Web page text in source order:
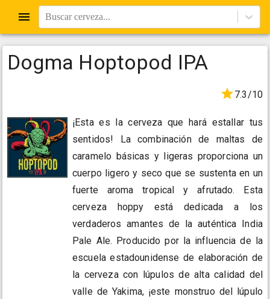
Buscar cerveza...
Dogma Hoptopod IPA
7.3/10
¡Esta es la cerveza que hará estallar tus
sentidos! La combinación de maltas de
caramelo básicas y ligeras proporciona un
cuerpo ligero y seco que se sustenta en un
fuerte aroma tropical y afrutado. Esta
cerveza hoppy está dedicada a los
verdaderos amantes de la auténtica India
Pale Ale. Producido por la influencia de la
escuela estadounidense de elaboración de
la cerveza con lúpulos de alta calidad del
valle de Yakima, ¡este monstruo del lúpulo